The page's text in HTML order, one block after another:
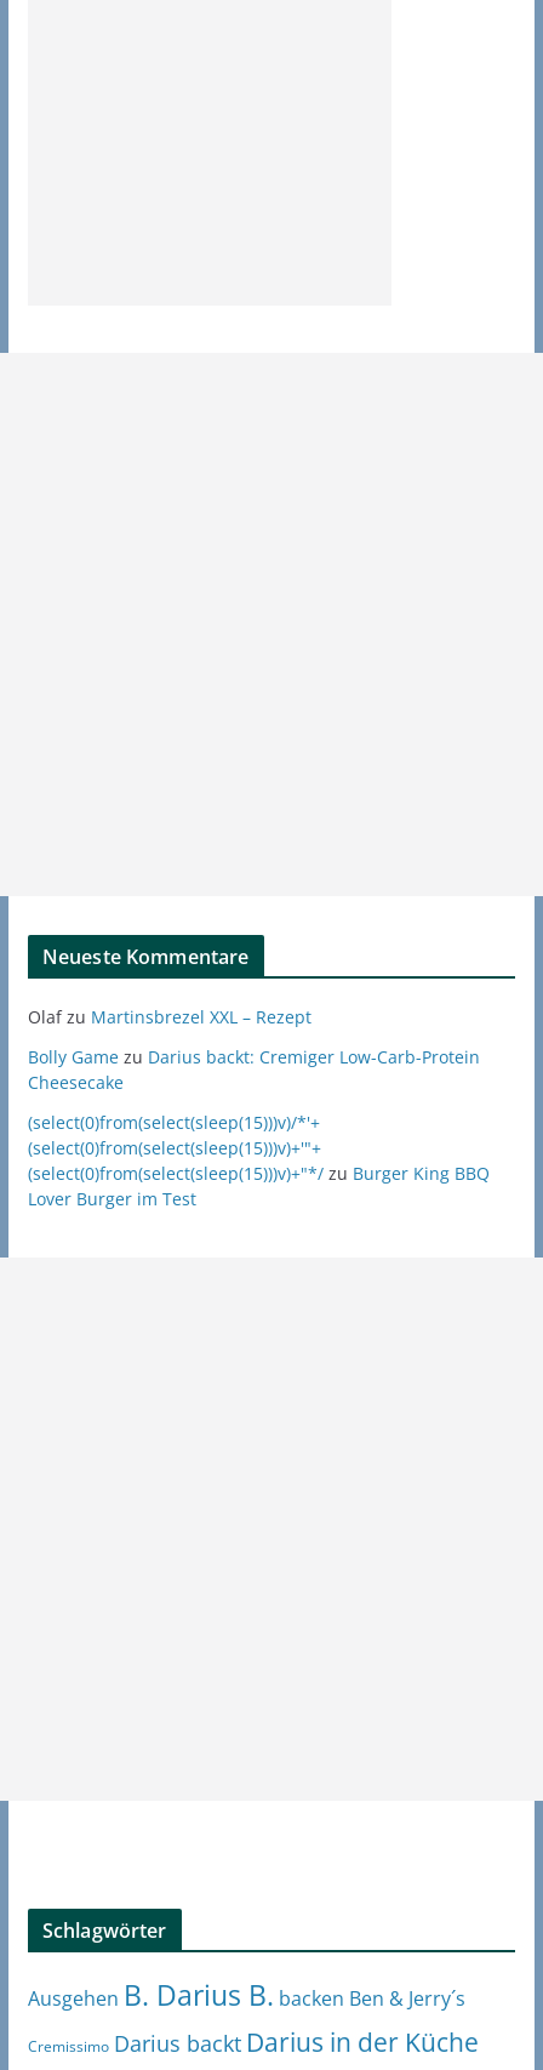
Neueste Kommentare
Olafzu Martinsbrezel XXL – Rezept
Bolly Gamezu Darius backt: Cremiger Low-Carb-Protein
Cheesecake
(select(0)from(select(sleep(15)))v)/*'+
(select(0)from(select(sleep(15)))v)+'"+
(select(0)from(select(sleep(15)))v)+"*/zu Burger King BBQ
Lover Burger im Test
Schlagwörter
Ausgehen B. Darius B. backen Ben & Jerry´s
Cremissimo Darius backt Darius in der Küche